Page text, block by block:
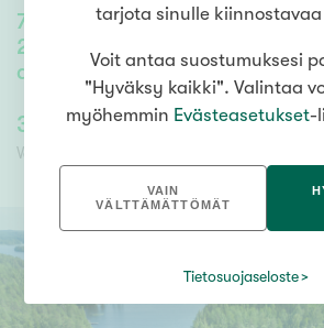
70 79m²
2h, k, kph/wc, s, parvi, vh +
aitta, autokatos/varasto,
358 000,00 €
Velaton hinta
358
tarjota sinulle
Voit antaa suostumuksesi
"Hyväksy kaikki". Valintaa
myöhemmin Evästeasetukset-
VAIN
VÄLTTÄMÄTTÖMÄT
Tietosuojaseloste